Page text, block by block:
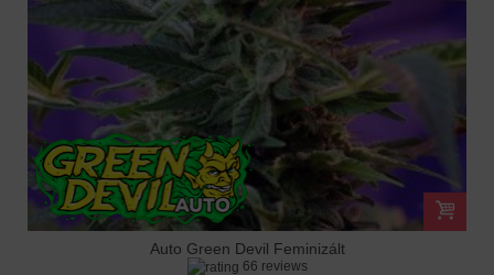
Auto Green Devil Feminizált
66 reviews